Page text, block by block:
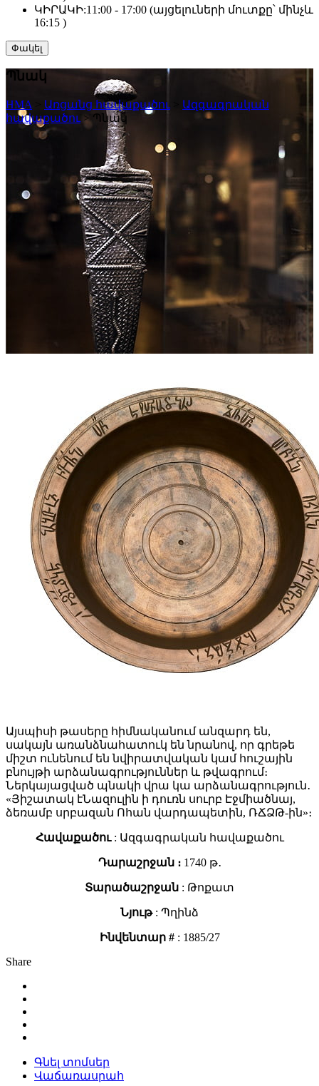
ԿԻՐԱԿԻ:11:00 - 17:00 (այցելուների մուտքը՝ մինչև
16:15 )
Փակել
Պնակ
HMA Առցանց հավաքածու
Ազգագրական
հավաքածու > Պնակ
Այսպիսի թասերը հիմնականում անզարդ են,
սակայն առանձնահատուկ են նրանով, որ գրեթե
միշտ ունենում են նվիրատվական կամ հուշային
բնույթի արձանագրություններ և թվագրում։
Ներկայացված պնակի վրա կա արձանագրություն․
«Յիշատակ էՆազուլին ի դուռն սուրբ Էջմիածնայ,
ձեռամբ սրբազան Ոհան վարդապետին, ՌՃՁԹ-ին»։
Հավաքածու: Ազգագրական հավաքածու
Դարաշրջան ։ 1740 թ․
Տարածաշրջան : Թոքատ
Նյութ: Պղինձ
Ինվենտար #: 1885/27
Share
Գնել տոմսեր
Վաճառասրահ